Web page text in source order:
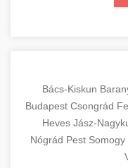
Bács-Kiskun
Budapest Csongrád
Heves Jász-
Nógrád Pest Somogy